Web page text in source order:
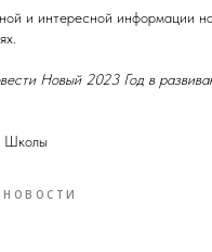
и интересной информации
Новый 2023 Год в
Школы
НОВОСТИ